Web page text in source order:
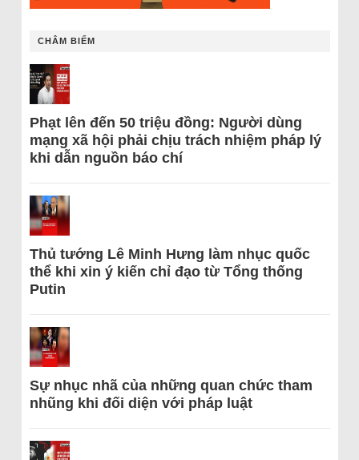
CHÂM BIẾM
Phạt lên đến 50 triệu đồng: Người dùng
mạng xã hội phải chịu trách nhiệm pháp lý
khi dẫn nguồn báo chí
Thủ tướng Lê Minh Hưng làm nhục quốc
thể khi xin ý kiến chỉ đạo từ Tổng thống
Putin
Sự nhục nhã của những quan chức tham
nhũng khi đối diện với pháp luật